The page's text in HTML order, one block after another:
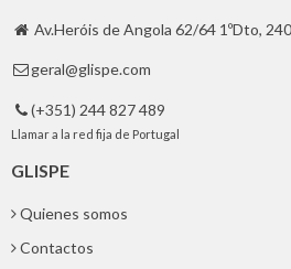
 Av.Heróis de Angola 62/64 1ºDto,
 geral@glispe.com
 (+351) 244 827 489
Llamar a la red fija de Portugal
GLISPE
Quienes somos
Contactos